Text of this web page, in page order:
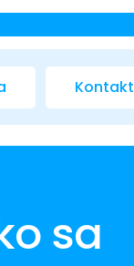
Kontakt
sa